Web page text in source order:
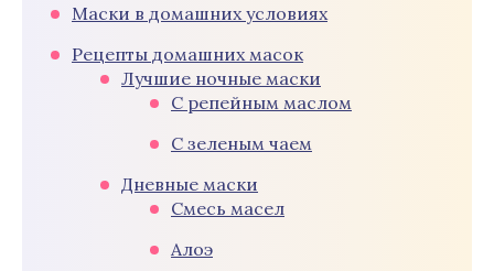
Маски в домашних условиях
Рецепты домашних масок
Лучшие ночные маски
С репейным маслом
С зеленым чаем
Дневные маски
Смесь масел
Алоэ